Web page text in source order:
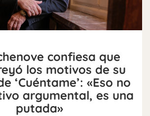
confiesa que
los motivos de su
‘Cuéntame’: «Eso no
argumental, es una
putada»